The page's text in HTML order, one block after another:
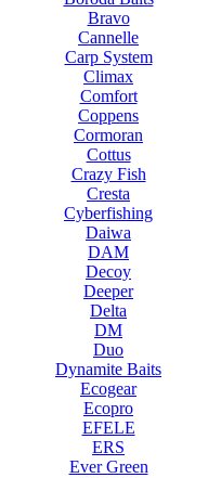
Bravo
Cannelle
Carp System
Climax
Comfort
Coppens
Cormoran
Cottus
Crazy Fish
Cresta
Cyberfishing
Daiwa
DAM
Decoy
Deeper
Delta
DM
Duo
Dynamite Baits
Ecogear
Ecopro
EFELE
ERS
Ever Green